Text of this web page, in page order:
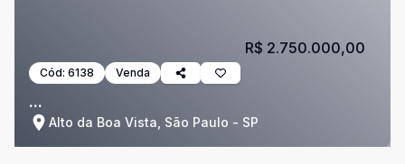
Cód: 6138 Venda
...
Alto da Boa Vista, São Paulo - SP
R$ 2.750.000,00